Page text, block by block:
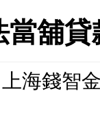
當舖
上海錢智